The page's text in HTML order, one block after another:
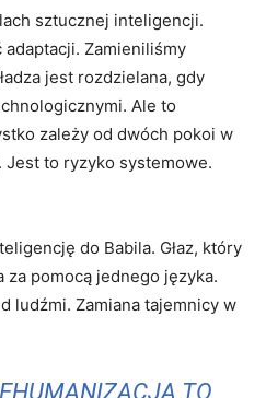
sztucznej inteligencji.
Zamieniliśmy
jest rozdzielana, gdy
Ale to
zależy od dwóch pokoi w
to ryzyko systemowe.
do Babila. Głaz, który
za pomocą jednego języka.
ludźmi. Zamiana tajemnicy w
TO